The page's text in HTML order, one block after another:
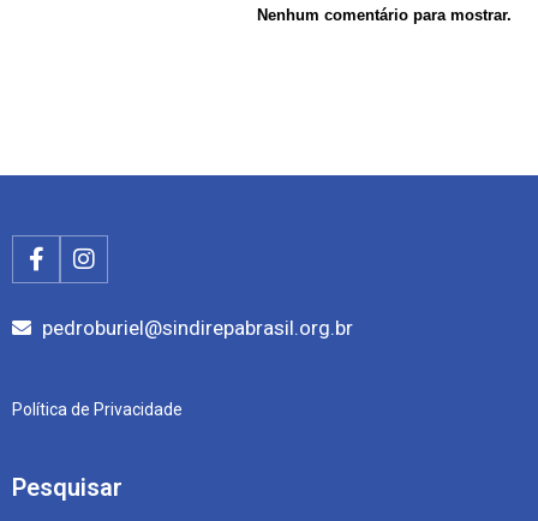
Nenhum comentário para mostrar.
pedroburiel@sindirepabrasil.org.br
Política de Privacidade
Pesquisar